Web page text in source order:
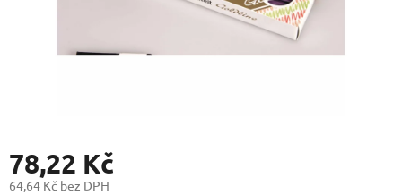
78,22 Kč
64,64 Kč bez DPH